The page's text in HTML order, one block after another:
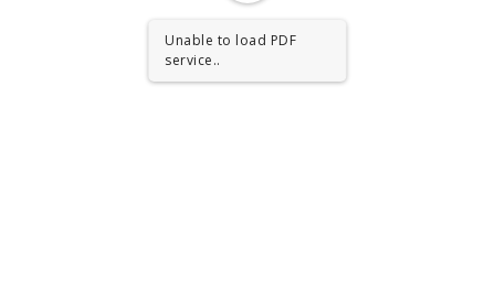
Unable to load PDF
service..